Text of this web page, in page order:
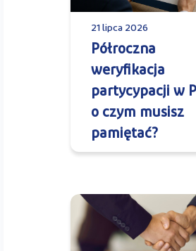
21 lipca 2026
Półroczna
weryfikacja
partycypacji w
o czym musisz
pamiętać?